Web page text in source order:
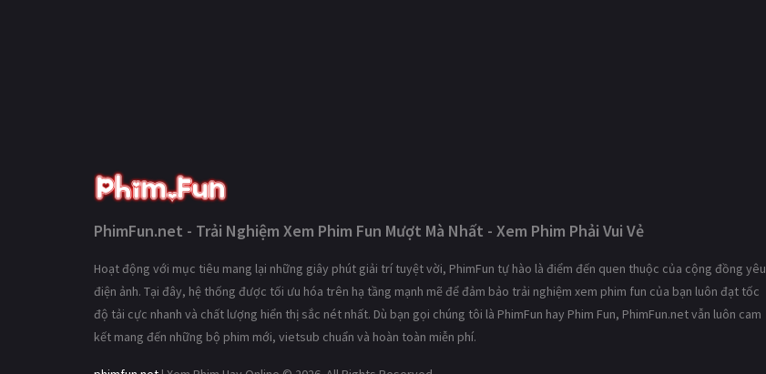
PhimFun.net - Trải Nghiệm Xem Phim Fun Mượt Mà Nhất - Xem Phim Phải Vui Vẻ
Hoạt động với mục tiêu mang lại những giây phút giải trí tuyệt vời, PhimFun tự hào là điểm đến quen thuộc của cộng đồng yêu
điện ảnh. Tại đây, hệ thống được tối ưu hóa trên hạ tầng mạnh mẽ để đảm bảo trải nghiệm xem phim fun của bạn luôn đạt tốc
độ tải cực nhanh và chất lượng hiển thị sắc nét nhất. Dù bạn gọi chúng tôi là PhimFun hay Phim Fun, PhimFun.net vẫn luôn cam
kết mang đến những bộ phim mới, vietsub chuẩn và hoàn toàn miễn phí.